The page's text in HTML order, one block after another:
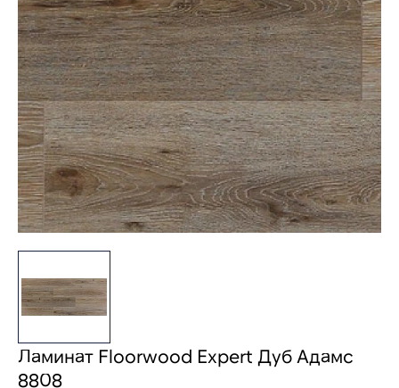
Ламинат Floorwood Expert Дуб Адамс
8808